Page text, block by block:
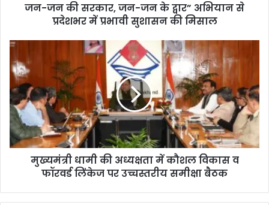
जन-जन की सरकार, जन-जन के द्वार” अभियान से
प्रदेशभर में प्रभावी सुशासन की मिसाल
मुख्यमंत्री धामी की अध्यक्षता में कौशल विकास व
फॉरवर्ड लिंकेज पर उच्चस्तरीय समीक्षा बैठक